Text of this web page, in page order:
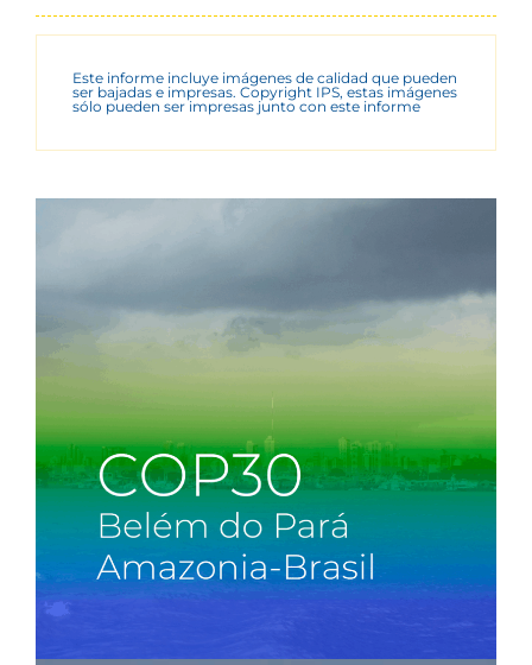
Este informe incluye imágenes de calidad que pueden
ser bajadas e impresas. Copyright IPS, estas imágenes
sólo pueden ser impresas junto con este informe